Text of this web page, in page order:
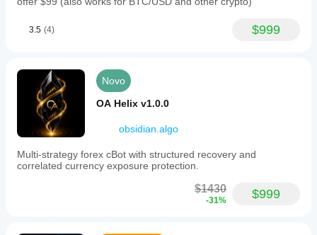
equity,
win
rate,
and
key
indicators
for
transparency.
Backtest
results
from
January
3.5 (4) $999
Novo
OA Helix v1.0.0
obsidian.algo
Multi-strategy forex cBot with structured recovery and
correlated currency exposure protection.
$1430
-31% $999